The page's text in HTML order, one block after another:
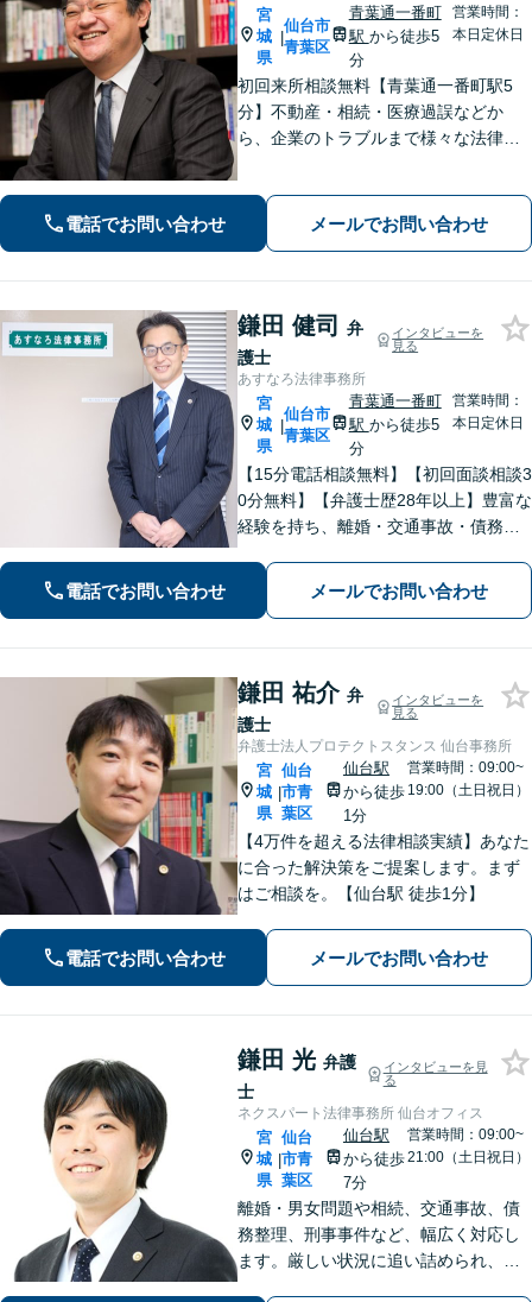
宮
城
県
|
仙台市
青葉区
青葉通一番町
駅 から徒歩5
分
営業時間：
本日定休日
初回来所相談無料【青葉通一番町駅5
分】不動産・相続・医療過誤などか
ら、企業のトラブルまで様々な法律問
くことを最も重視しています。お困り
の方はご相談ください。9名の弁護士が
電話でお問い合わせ メールでお問い合わせ
鎌田 健司
弁
護士
インタビューを
見る
あすなろ法律事務所
宮
城
県
|
仙台市
青葉区
青葉通一番町
駅 から徒歩5
分
営業時間：
本日定休日
【15分電話相談無料】【初回面談相談3
0分無料】【弁護士歴28年以上】豊富な
経験を持ち、離婚・交通事故・債務整
応。司法書士や税理士と連携。【青葉
通一番町駅5分】
電話でお問い合わせ メールでお問い合わせ
鎌田 祐介 弁
護士
インタビューを
見る
弁護士法人プロテクトスタンス 仙台事務所
宮
城
県
|
仙台
市青
葉区
仙台駅
から徒歩
1分
営業時間：09:00~
19:00（土日祝日）
【4万件を超える法律相談実績】あなた
に合った解決策をご提案します。まず
はご相談を。【仙台駅 徒歩1分】
電話でお問い合わせ メールでお問い合わせ
鎌田 光 弁護
士
インタビューを見
る
ネクスパート法律事務所 仙台オフィス
宮
城
県
|
仙台
市青
葉区
仙台駅
から徒歩
7分
営業時間：09:00~
21:00（土日祝日）
離婚・男女問題や相続、交通事故、債
務整理、刑事事件など、幅広く対応し
ます。厳しい状況に追い詰められ、ご